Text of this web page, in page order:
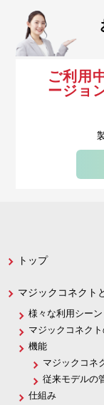
ご利用
ージョ
トップ
マジックコネクト
様々な利用シーン
マジックコネク
機能
マジックコネ
従来モデルの
仕組み